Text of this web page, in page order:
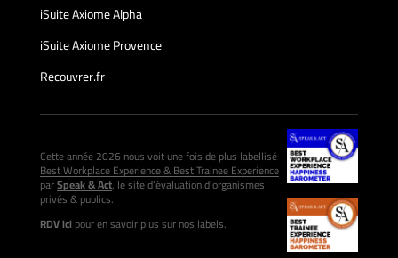
iSuite Axiome Alpha
iSuite Axiome Provence
Recouvrer.fr
Cette année 2026 nous voit une fois de plus labellisé
Best Workplace Experience & Best Trainee Experience
parSpeak & Act, le site d’évaluation d’organismes
privés & publics.
RDV icipour en savoir plus sur nos labels.